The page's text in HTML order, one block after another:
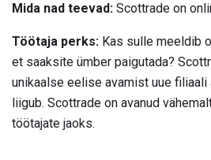
Mida nad teevad: Scottrade on
Töötaja perks: Kas sulle meeldib
et saaksite ümber paigutada?
unikaalse eelise avamist uue filiaali
liigub. Scottrade on avanud
töötajate jaoks.